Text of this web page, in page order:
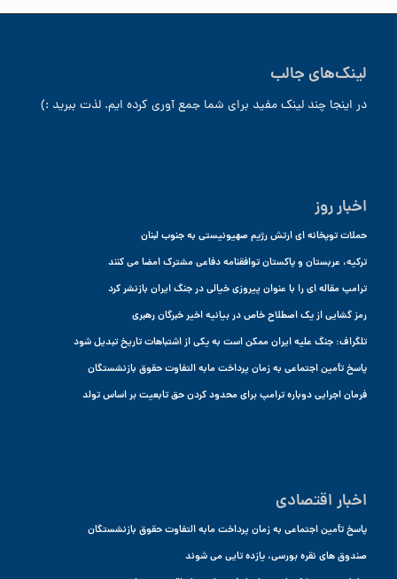
لینک‌های جالب
در اینجا چند لینک مفید برای شما جمع آوری کرده ایم. لذت ببرید :)
اخبار روز
حملات توپخانه ای ارتش رژیم صهیونیستی به جنوب لبنان
ترکیه، عربستان و پاکستان توافقنامه دفاعی مشترک امضا می کنند
ترامپ مقاله ای را با عنوان پیروزی خیالی در جنگ ایران بازنشر کرد
رمز گشایی از یک اصطلاح خاص در بیانیه اخیر خبرگان رهبری
تلگراف: جنگ علیه ایران ممکن است به یکی از اشتباهات تاریخ تبدیل شود
پاسخ تأمین اجتماعی به زمان پرداخت مابه التفاوت حقوق بازنشستگان
فرمان اجرایی دوباره ترامپ برای محدود کردن حق تابعیت بر اساس تولد
اخبار اقتصادی
پاسخ تأمین اجتماعی به زمان پرداخت مابه التفاوت حقوق بازنشستگان
صندوق های نقره بورسی، یازده تایی می شوند